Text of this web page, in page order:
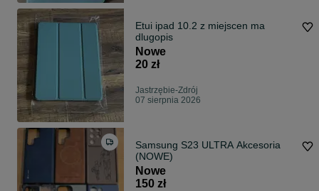
Etui ipad 10.2 z miejscen ma
dlugopis
Nowe
20 zł
Jastrzębie-Zdrój
07 sierpnia 2026
Samsung S23 ULTRA Akcesoria
(NOWE)
Nowe
150 zł